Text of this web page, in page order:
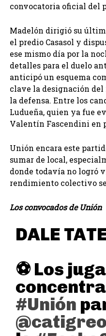
convocatoria oficial del
Madelón dirigió su
el predio Casasol y
ese mismo día por la
detalles para el duelo
anticipó un esquema
clave la designación del
la defensa. Entre los
Ludueña, quien ya fue
Valentín Fascendini en
Unión encara este
sumar de local,
donde todavía no logró
rendimiento colectivo
Los convocados de Unión
DALE
⚽ Los
#Unión